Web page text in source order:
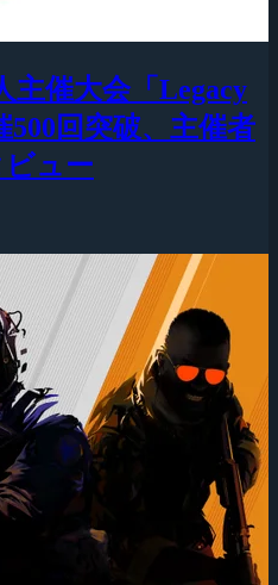
主催大会「Legacy
500回突破、主催者
ュー